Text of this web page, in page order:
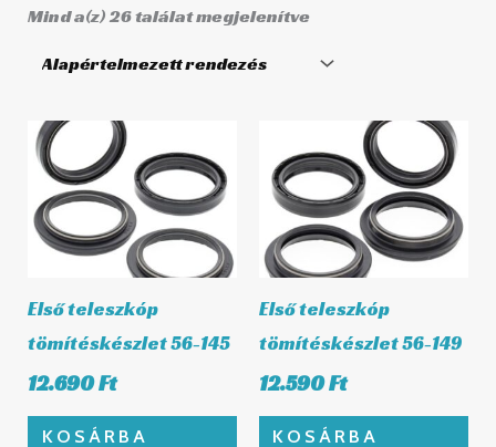
Mind a(z) 26 találat megjelenítve
Első teleszkóp
tömítéskészlet 56-145
12.690Ft
KOSÁRBA
Első teleszkóp
tömítéskészlet 56-149
12.590Ft
KOSÁRBA